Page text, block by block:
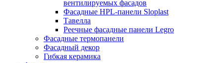
вентилируемых фасадов
Фасадные HPL-панели Sloplast
Тавелла
Реечные фасадные панели Legro
Фасадные термопанели
Фасадный декор
Гибкая керамика